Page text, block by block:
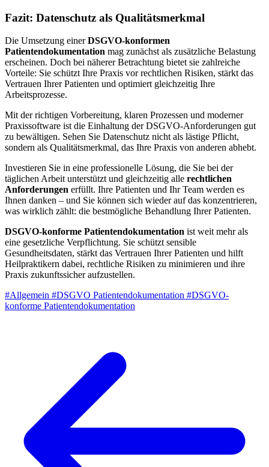
Fazit: Datenschutz als Qualitätsmerkmal
Die Umsetzung einerDSGVO-konformen
Patientendokumentation mag zunächst als zusätzliche Belastung
erscheinen. Doch bei näherer Betrachtung bietet sie zahlreiche
Vorteile: Sie schützt Ihre Praxis vor rechtlichen Risiken, stärkt das
Vertrauen Ihrer Patienten und optimiert gleichzeitig Ihre
Arbeitsprozesse.
Mit der richtigen Vorbereitung, klaren Prozessen und moderner
Praxissoftware ist die Einhaltung der DSGVO-Anforderungen gut
zu bewältigen. Sehen Sie Datenschutz nicht als lästige Pflicht,
sondern als Qualitätsmerkmal, das Ihre Praxis von anderen abhebt.
Investieren Sie in eine professionelle Lösung, die Sie bei der
täglichen Arbeit unterstützt und gleichzeitig alle rechtlichen
Anforderungen erfüllt. Ihre Patienten und Ihr Team werden es
Ihnen danken – und Sie können sich wieder auf das konzentrieren,
was wirklich zählt: die bestmögliche Behandlung Ihrer Patienten.
DSGVO-konforme Patientendokumentation ist weit mehr als
eine gesetzliche Verpflichtung. Sie schützt sensible
Gesundheitsdaten, stärkt das Vertrauen Ihrer Patienten und hilft
Heilpraktikern dabei, rechtliche Risiken zu minimieren und ihre
Praxis zukunftssicher aufzustellen.
#Allgemein #DSGVO Patientendokumentation #DSGVO-
konforme Patientendokumentation